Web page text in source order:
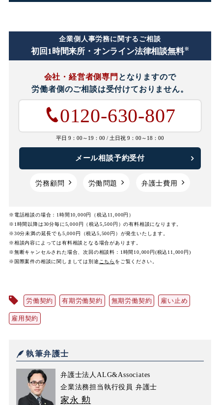
企業側人事労務に関するご相談
初回1時間来所・オンライン法律相談無料※
会社・経営者側専門 となりますので
労働者側のご相談は受付けておりません。
0120-630-807
平日 9：00～19：00 / 土日祝 9：00～18：00
メール相談予約受付
労務顧問 労働問題 弁護士費用
※電話相談の場合：1時間10,000円（税込11,000円）
※1時間以降は30分毎に5,000円（税込5,500円）の有料相談になります。
※30分未満の延長でも5,000円（税込5,500円）が発生いたします。
※相談内容によっては有料相談となる場合があります。
※無断キャンセルされた場合、次回の相談料：1時間10,000円(税込11,000円)
※国際案件の相談に関しましては 別途 こちら をご覧ください。
労働契約 有期労働契約 無期労働契約 雇い止め
雇用契約
執筆弁護士
弁護士法人ALG&Associates
企業法務担当執行役員 弁護士
家永 勲